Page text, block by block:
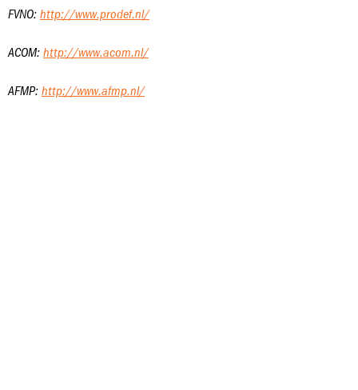
FVNO: http://www.prodef.nl/
ACOM: http://www.acom.nl/
AFMP: http://www.afmp.nl/